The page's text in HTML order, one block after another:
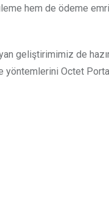
hem de ödeme
geliştirimimiz de
Octet